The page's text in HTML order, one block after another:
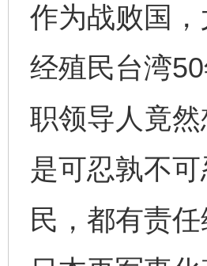
作为战败国
经殖民台湾
职领导人竟
是可忍孰不
民，都有责
完善运行机制助力责任有效落